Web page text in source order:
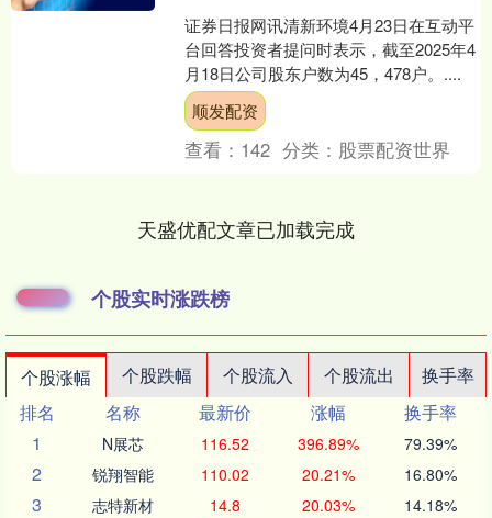
证券日报网讯清新环境4月23日在互动平
台回答投资者提问时表示，截至2025年4
月18日公司股东户数为45，478户。....
顺发配资
查看： 142 分类： 股票配资世界
天盛优配文章已加载完成
个股实时涨跌榜
个股涨幅 个股跌幅 个股流入 个股流出
换手率
排名
名称 最新价 涨幅
换手率
1
N展芯 116.52 396.89% 79.39%
2 锐翔智能 110.02 20.21% 16.80%
3 志特新材 14.8 20.03% 14.18%